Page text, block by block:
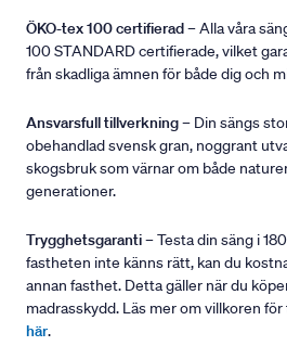
ÖKO-tex 100 certifierad– Alla våra
100 STANDARD certifierade, vilket
från skadliga ämnen för både dig och
Ansvarsfull tillverkning– Din sängs
obehandlad svensk gran, noggrant
skogsbruk som värnar om både
generationer.
Trygghetsgaranti– Testa din säng i
fastheten inte känns rätt, kan du
annan fasthet. Detta gäller när du
madrasskydd. Läs mer om villkoren
här.